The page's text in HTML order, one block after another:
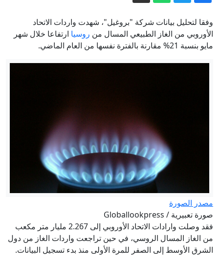
معاناة المسلمين قريبا في الهند؟
هل يعود صاحب "الحذاء الأخضر" من
إيفرست بعد 30 عاماً على وفاته؟
كيف حوّل ترامب الفيفا إلى ساحة معركة
الطلقة بـ13 دولاراً.. الليزر يدخل سباق
إسقاط المسيرات
إيران مباشر.. استهداف سفينة إماراتية
والحرس الثوري يرهن فتح هرمز بشروط
طهران
وفقا لتحليل بيانات شركة "بروغيل"، شهدت واردات الاتحاد
الأوروبي من الغاز الطبيعي المسال من روسيا ارتفاعا خلال شهر
مايو بنسبة 21% مقارنة بالفترة نفسها من العام الماضي.
مصدر الصورة
صورة تعبيرية / Globallookpress
فقد وصلت وارادات الاتحاد الأوروبي إلى 2.267 مليار متر مكعب
من الغاز المسال الروسي، في حين تراجعت واردات الغاز من دول
الشرق الأوسط إلى الصفر للمرة الأولى منذ بدء تسجيل البيانات.